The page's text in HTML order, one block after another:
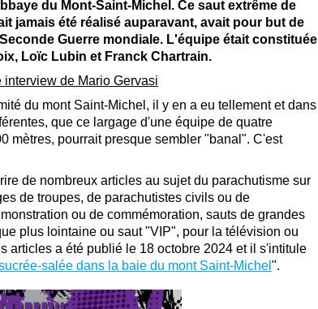
du Mont-Saint-Michel. Ce saut extrême de
jamais été réalisé auparavant, avait pour but de
Guerre mondiale. L'équipe était constituée
Loïc Lubin et Franck Chartrain.
de Mario Gervasi
du mont Saint-Michel, il y en a eu tellement et dans
que ce largage d'une équipe de quatre
mètres, pourrait presque sembler "banal". C'est
de nombreux articles au sujet du parachutisme sur
de troupes, de parachutistes civils ou de
ou de commémoration, sauts de grandes
plus lointaine ou saut "VIP", pour la télévision ou
articles a été publié le 18 octobre 2024 et il s'intitule
salée dans la baie du mont Saint-Michel ".